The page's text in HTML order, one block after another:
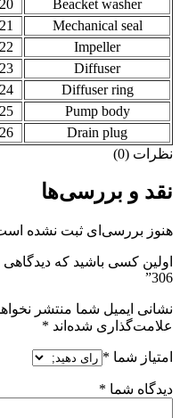
20
Beacket washer
21
Mechanical seal
22
Impeller
23
Diffuser
24
Diffuser ring
25
Pump body
26
Drain plug
نظرات (0)
نقد و بررسی‌ها
هنوز بررسی‌ای ثبت نشده
306”
نشانی ایمیل شما منتشر
علامت‌گذاری شده‌اند *
امتیاز شما *
دیدگاه شما *